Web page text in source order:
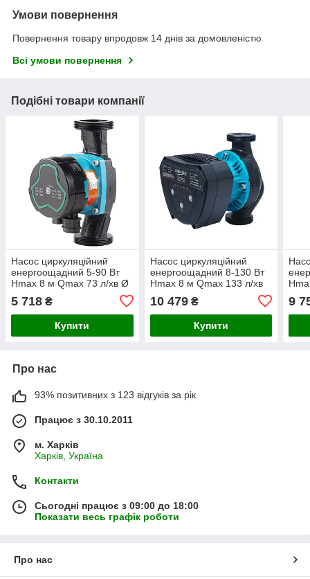
Умови повернення
Повернення товару впродовж 14 днів за домовленістю
Всі умови повернення
Подібні товари компанії
Насос циркуляційний
енергоощадний 5-90 Вт
Hmax 8 м Qmax 73 л/хв Ø
2" 180 мм + гайки Ø11⁄4"
AQUATICA GPA32-8/180
5 718 ₴
Купити
Насос циркуляційний
енергоощадний 8-130 Вт
Hmax 8 м Qmax 133 л/хв
Ø 2" 180 мм + гайки Ø11⁄4"
AQUATICA
10 479₴
Купити
9
Про нас
93% позитивних з 123 відгуків за рік
Працює з 30.10.2011
м. Харків
Харків, Україна
Контакти
Сьогодні працює з 09:00 до 18:00
Показати весь графік роботи
Про нас